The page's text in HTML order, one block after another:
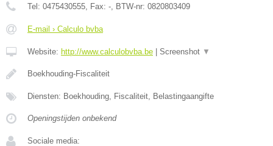
Tel: 0475430555 , Fax: - , BTW-nr: 0820803409
E-mail › Calculo bvba
Website: http://www.calculobvba.be Screenshot ▼
Boekhouding-Fiscaliteit
Diensten: Boekhouding, Fiscaliteit, Belastingaangifte
Openingstijden onbekend
Sociale media: